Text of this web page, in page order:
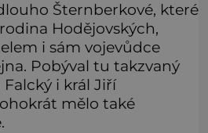
Šternberkové, které
Hodějovských,
i sám vojevůdce
Pobýval tu takzvaný
i král Jiří
mělo také